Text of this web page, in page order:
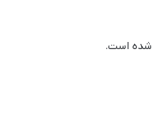
شده است.